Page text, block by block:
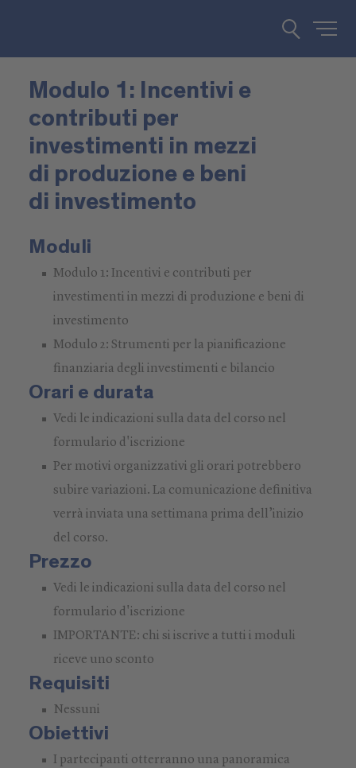
Modulo 1: Incentivi e
contributi per
investimenti in mezzi
di produzione e beni
di investimento
Moduli
Modulo 1: Incentivi e contributi per
investimenti in mezzi di produzione e beni di
investimento
Modulo 2: Strumenti per la pianificazione
finanziaria degli investimenti e bilancio
Orari e durata
Vedi le indicazioni sulla data del corso nel
formulario d'iscrizione
Per motivi organizzativi gli orari potrebbero
subire variazioni. La comunicazione definitiva
verrà inviata una settimana prima dell’inizio
del corso.
Prezzo
Vedi le indicazioni sulla data del corso nel
formulario d'iscrizione
IMPORTANTE: chi si iscrive a tutti i moduli
riceve uno sconto
Requisiti
Nessuni
Obiettivi
I partecipanti otterranno una panoramica